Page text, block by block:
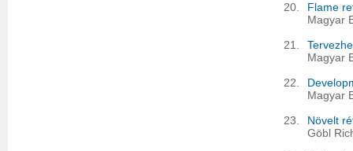
20.
Flame
Magyar
21.
Magyar
22.
Magyar
23.
Növelt
Göbl